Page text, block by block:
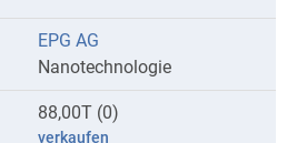
EPG AG
Nanotechnologie
88,00T (0)
verkaufen